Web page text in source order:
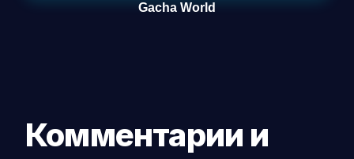
Gacha World
Комментарии и